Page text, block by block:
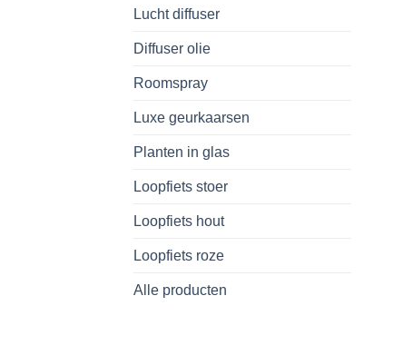
Lucht diffuser
Diffuser olie
Roomspray
Luxe geurkaarsen
Planten in glas
Loopfiets stoer
Loopfiets hout
Loopfiets roze
Alle producten